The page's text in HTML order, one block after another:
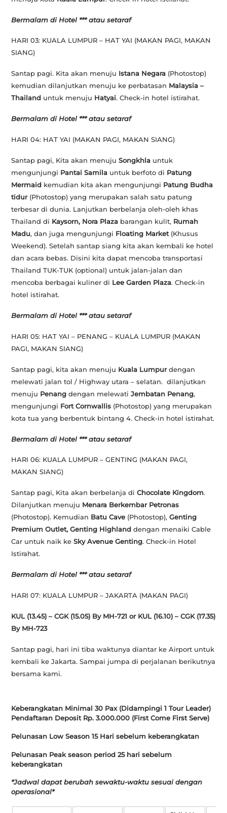
Bermalam di Hotel *** atau setaraf
HARI 03: KUALA LUMPUR – HAT YAI (MAKAN PAGI, MAKAN
SIANG)
Santap pagi. Kita akan menuju Istana Negara (Photostop)
kemudian dilanjutkan menuju ke perbatasan Malaysia –
Thailand untuk menuju Hatyai. Check-in hotel istirahat.
Bermalam di Hotel *** atau setaraf
HARI 04: HAT YAI (MAKAN PAGI, MAKAN SIANG)
Santap pagi, Kita akan menujuSongkhla untuk
mengunjungi Pantai Samila untuk berfoto di Patung
Mermaid kemudian kita akan mengunjungi Patung Budha
tidur (Photostop) yang merupakan salah satu patung
terbesar di dunia. Lanjutkan berbelanja oleh-oleh khas
Thailand di Kaysorn, Nora Plaza barangan kulit, Rumah
Madu, dan juga mengunjungi Floating Market(Khusus
Weekend). Setelah santap siang kita akan kembali ke hotel
dan acara bebas. Disini kita dapat mencoba transportasi
Thailand TUK-TUK (optional) untuk jalan-jalan dan
mencoba berbagai kuliner di Lee Garden Plaza. Check-in
hotel istirahat.
Bermalam di Hotel *** atau setaraf
HARI 05: HAT YAI – PENANG – KUALA LUMPUR (MAKAN
PAGI, MAKAN SIANG)
Santap pagi, kita akan menuju Kuala Lumpurdengan
melewati jalan tol / Highway utara – selatan. dilanjutkan
menuju Penang dengan melewatiJembatan Penang,
mengunjungi Fort Cornwallis (Photostop)yang merupakan
kota tua yang berbentuk bintang 4. Check-in hotel istirahat.
Bermalam di Hotel *** atau setaraf
HARI 06: KUALA LUMPUR – GENTING (MAKAN PAGI,
MAKAN SIANG)
Santap pagi, Kita akan berbelanja diChocolate Kingdom.
Dilanjutkan menuju Menara Berkembar Petronas
(Photostop). Kemudian Batu Cave (Photostop), Genting
Premium Outlet, Genting Highland dengan menaikiCable
Car untuk naik keSky Avenue Genting. Check-in Hotel
Istirahat.
Bermalam di Hotel *** atau setaraf
HARI 07: KUALA LUMPUR – JAKARTA (MAKAN PAGI)
KUL (13.45) – CGK (15.05) By MH-721 or KUL (16.10) – CGK (17.35)
By MH-723
Santap pagi, hari ini tiba waktunya diantar ke Airport untuk
kembali ke Jakarta. Sampai jumpa di perjalanan berikutnya
bersama kami.
Keberangkatan Minimal 30 Pax (Didampingi 1 Tour Leader)
Pendaftaran Deposit Rp. 3.000.000 (First Come First Serve)
Pelunasan Low Season 15 Hari sebelum keberangkatan
Pelunasan Peak season period 25 hari sebelum
keberangkatan
*Jadwal dapat berubah sewaktu-waktu sesuai dengan
operasional*